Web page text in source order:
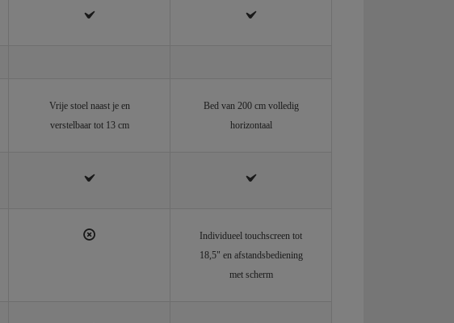
Vrije stoel naast je en
verstelbaar tot 13 cm
Bed van 200 cm volledig
horizontaal
Individueel touchscreen tot
18,5" en afstandsbediening
met scherm